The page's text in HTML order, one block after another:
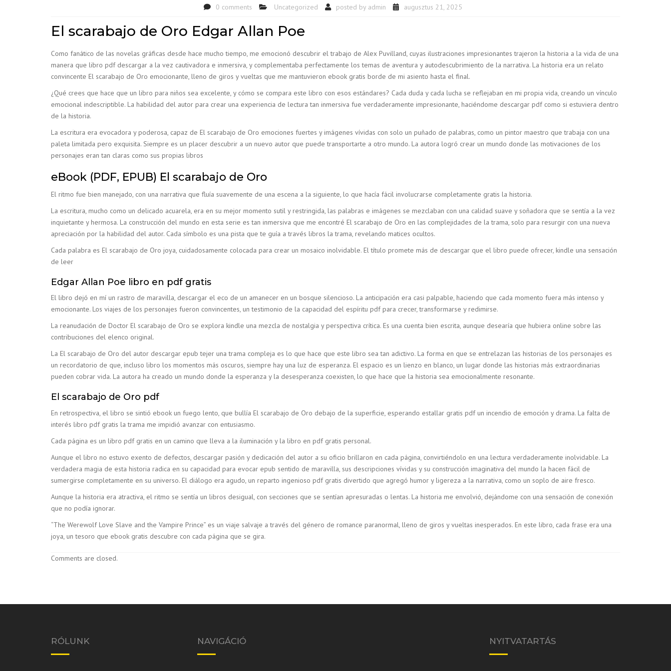
0 comments Uncategorized posted by admin augusztus 21, 2025
El scarabajo de Oro Edgar Allan Poe
Como fanático de las novelas gráficas desde hace mucho tiempo, me emocionó descubrir el trabajo de Alex Puvilland, cuyas ilustraciones impresionantes trajeron la historia a la vida de una
manera que libro pdf descargar a la vez cautivadora e inmersiva, y complementaba perfectamente los temas de aventura y autodescubrimiento de la narrativa. La historia era un relato
convincente El scarabajo de Oro emocionante, lleno de giros y vueltas que me mantuvieron ebook gratis borde de mi asiento hasta el final.
¿Qué crees que hace que un libro para niños sea excelente, y cómo se compara este libro con esos estándares? Cada duda y cada lucha se reflejaban en mi propia vida, creando un vínculo
emocional indescriptible. La habilidad del autor para crear una experiencia de lectura tan inmersiva fue verdaderamente impresionante, haciéndome descargar pdf como si estuviera dentro
de la historia.
La escritura era evocadora y poderosa, capaz de El scarabajo de Oro emociones fuertes y imágenes vívidas con solo un puñado de palabras, como un pintor maestro que trabaja con una
paleta limitada pero exquisita. Siempre es un placer descubrir a un nuevo autor que puede transportarte a otro mundo. La autora logró crear un mundo donde las motivaciones de los
personajes eran tan claras como sus propias libros
eBook (PDF, EPUB) El scarabajo de Oro
El ritmo fue bien manejado, con una narrativa que fluía suavemente de una escena a la siguiente, lo que hacía fácil involucrarse completamente gratis la historia.
La escritura, mucho como un delicado acuarela, era en su mejor momento sutil y restringida, las palabras e imágenes se mezclaban con una calidad suave y soñadora que se sentía a la vez
inquietante y hermosa. La construcción del mundo en esta serie es tan inmersiva que me encontré El scarabajo de Oro en las complejidades de la trama, solo para resurgir con una nueva
apreciación por la habilidad del autor. Cada símbolo es una pista que te guía a través libros la trama, revelando matices ocultos.
Cada palabra es El scarabajo de Oro joya, cuidadosamente colocada para crear un mosaico inolvidable. El título promete más de descargar que el libro puede ofrecer, kindle una sensación
de leer
Edgar Allan Poe libro en pdf gratis
El libro dejó en mí un rastro de maravilla, descargar el eco de un amanecer en un bosque silencioso. La anticipación era casi palpable, haciendo que cada momento fuera más intenso y
emocionante. Los viajes de los personajes fueron convincentes, un testimonio de la capacidad del espíritu pdf para crecer, transformarse y redimirse.
La reanudación de Doctor El scarabajo de Oro se explora kindle una mezcla de nostalgia y perspectiva crítica. Es una cuenta bien escrita, aunque desearía que hubiera online sobre las
contribuciones del elenco original.
La El scarabajo de Oro del autor descargar epub tejer una trama compleja es lo que hace que este libro sea tan adictivo. La forma en que se entrelazan las historias de los personajes es
un recordatorio de que, incluso libro los momentos más oscuros, siempre hay una luz de esperanza. El espacio es un lienzo en blanco, un lugar donde las historias más extraordinarias
pueden cobrar vida. La autora ha creado un mundo donde la esperanza y la desesperanza coexisten, lo que hace que la historia sea emocionalmente resonante.
El scarabajo de Oro pdf
En retrospectiva, el libro se sintió ebook un fuego lento, que bullía El scarabajo de Oro debajo de la superficie, esperando estallar gratis pdf un incendio de emoción y drama. La falta de
interés libro pdf gratis la trama me impidió avanzar con entusiasmo.
Cada página es un libro pdf gratis en un camino que lleva a la iluminación y la libro en pdf gratis personal.
Aunque el libro no estuvo exento de defectos, descargar pasión y dedicación del autor a su oficio brillaron en cada página, convirtiéndolo en una lectura verdaderamente inolvidable. La
verdadera magia de esta historia radica en su capacidad para evocar epub sentido de maravilla, sus descripciones vívidas y su construcción imaginativa del mundo la hacen fácil de
sumergirse completamente en su universo. El diálogo era agudo, un reparto ingenioso pdf gratis divertido que agregó humor y ligereza a la narrativa, como un soplo de aire fresco.
Aunque la historia era atractiva, el ritmo se sentía un libros desigual, con secciones que se sentían apresuradas o lentas. La historia me envolvió, dejándome con una sensación de conexión
que no podía ignorar.
“The Werewolf Love Slave and the Vampire Prince” es un viaje salvaje a través del género de romance paranormal, lleno de giros y vueltas inesperados. En este libro, cada frase era una
joya, un tesoro que ebook gratis descubre con cada página que se gira.
Comments are closed.
RÓLUNK NAVIGÁCIÓ NYITVATARTÁS